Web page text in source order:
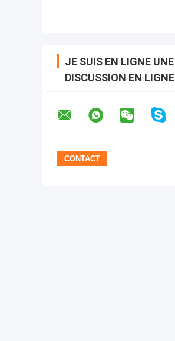
JE SUIS EN LIGNE UNE
DISCUSSION EN LIGNE